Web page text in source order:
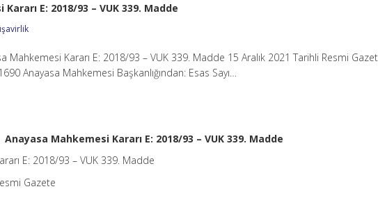
E: 2018/93 – VUK 339. Madde
Mahkemesi Kararı E: 2018/93 – VUK 339. Madde 15 Aralık 2021 Tarihli Resmi
Anayasa Mahkemesi Başkanlığından: Esas Sayı…
Anayasa Mahkemesi Kararı E: 2018/93 – VUK 339. Madde
E: 2018/93 – VUK 339. Madde
Gazete